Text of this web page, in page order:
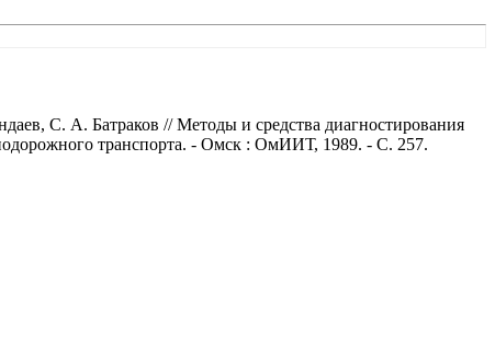
С. А. Батраков // Методы и средства диагностирования
транспорта. - Омск : ОмИИТ, 1989. - С. 257.